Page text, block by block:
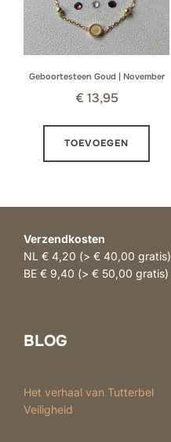
Geboortesteen Goud | November
€ 13,95
TOEVOEGEN
Verzendkosten
NL € 4,20 (> € 40,00 gratis)
BE € 9,40 (> € 50,00 gratis)
BLOG
Het verhaal van Tutterbel
Veiligheid